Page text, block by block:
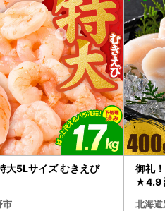
大5Lサイズ むきえび
市
御礼
★4.9
北海